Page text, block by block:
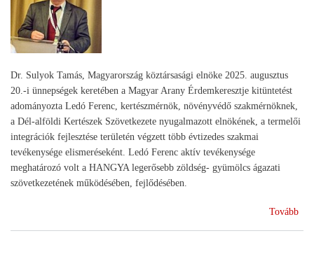
Dr. Sulyok Tamás, Magyarország köztársasági elnöke 2025. augusztus
20.-i ünnepségek keretében a Magyar Arany Érdemkeresztje kitüntetést
adományozta Ledó Ferenc, kertészmérnök, növényvédő szakmérnöknek,
a Dél-alföldi Kertészek Szövetkezete nyugalmazott elnökének, a termelői
integrációk fejlesztése területén végzett több évtizedes szakmai
tevékenysége elismeréseként. Ledó Ferenc aktív tevékenysége
meghatározó volt a HANGYA legerősebb zöldség- gyümölcs ágazati
szövetkezetének működésében, fejlődésében.
Tovább